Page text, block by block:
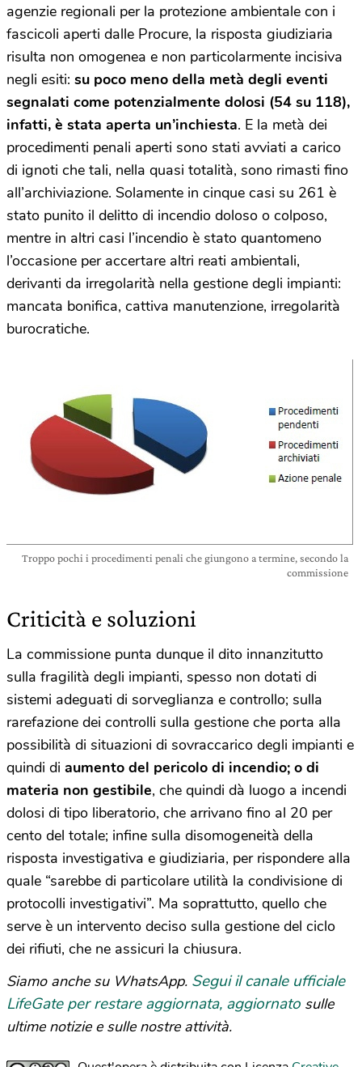
agenzie regionali per la protezione ambientale con i
fascicoli aperti dalle Procure, la risposta giudiziaria
risulta non omogenea e non particolarmente incisiva
negli esiti: su poco meno della metà degli eventi
segnalati come potenzialmente dolosi (54 su 118),
infatti, è stata aperta un’inchiesta. E la metà dei
procedimenti penali aperti sono stati avviati a carico
di ignoti che tali, nella quasi totalità, sono rimasti fino
all’archiviazione. Solamente in cinque casi su 261 è
stato punito il delitto di incendio doloso o colposo,
mentre in altri casi l’incendio è stato quantomeno
l’occasione per accertare altri reati ambientali,
derivanti da irregolarità nella gestione degli impianti:
mancata bonifica, cattiva manutenzione, irregolarità
burocratiche.
Troppo pochi i procedimenti penali che giungono a termine, secondo la
commissione
Criticità e soluzioni
La commissione punta dunque il dito innanzitutto
sulla fragilità degli impianti, spesso non dotati di
sistemi adeguati di sorveglianza e controllo; sulla
rarefazione dei controlli sulla gestione che porta alla
possibilità di situazioni di sovraccarico degli impianti e
quindi di aumento del pericolo di incendio; o di
materia non gestibile, che quindi dà luogo a incendi
dolosi di tipo liberatorio, che arrivano fino al 20 per
cento del totale; infine sulla disomogeneità della
risposta investigativa e giudiziaria, per rispondere alla
quale “sarebbe di particolare utilità la condivisione di
protocolli investigativi”. Ma soprattutto, quello che
serve è un intervento deciso sulla gestione del ciclo
dei rifiuti, che ne assicuri la chiusura.
Siamo anche su WhatsApp. Segui il canale ufficiale
LifeGate per restare aggiornata, aggiornato sulle
ultime notizie e sulle nostre attività.